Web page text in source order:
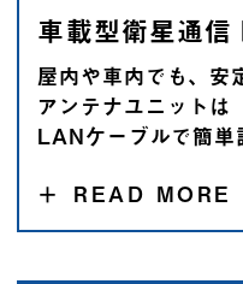
車載型衛星通信
屋内や車内でも、安
アンテナユニットは
LANケーブルで簡単
＋
READ MORE